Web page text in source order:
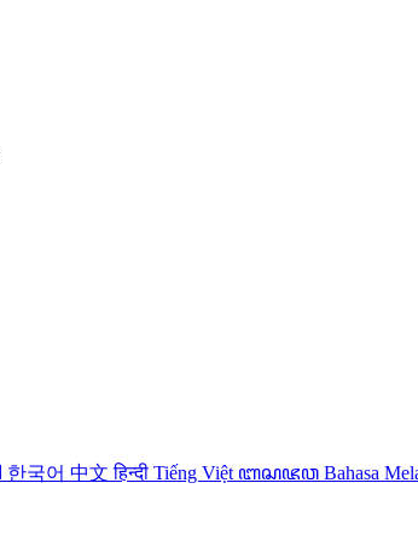
한국어 中文हिन्दी Tiếng Việt ꦧꦱꦗꦮ Bahasa